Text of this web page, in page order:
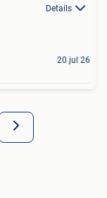
Details
20 jul 26